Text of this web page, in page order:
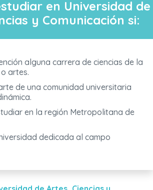
en Universidad de
y Comunicación si:
alguna carrera de ciencias de la
artes.
de una comunidad universitaria
en la región Metropolitana de
dedicada al campo